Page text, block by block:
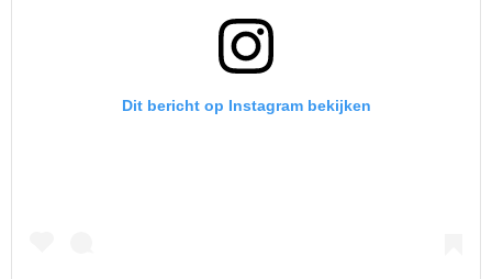
Dit bericht op Instagram bekijken